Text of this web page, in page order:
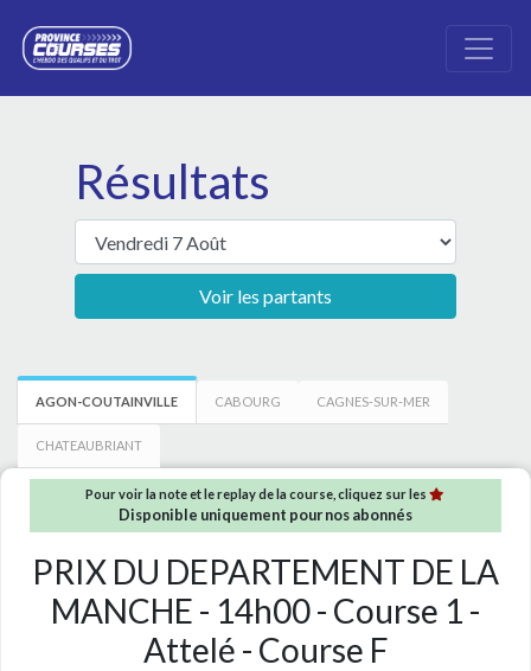
Résultats
Voir les partants
AGON-COUTAINVILLE CABOURG CAGNES-SUR-MER
CHATEAUBRIANT
Pour voir la note et le replay de la course, cliquez sur les
Disponible uniquement pour nos abonnés
PRIX DU DEPARTEMENT DE LA
MANCHE - 14h00 - Course 1 -
Attelé - Course F